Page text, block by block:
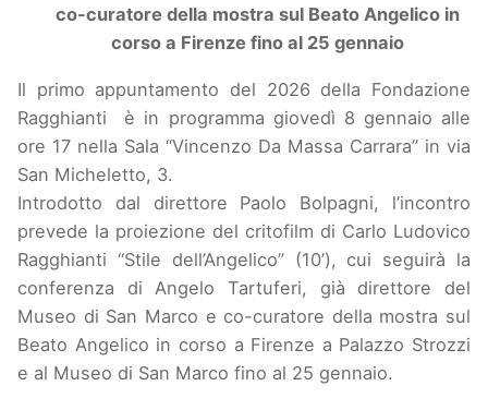
co-curatore della mostra sul Beato Angelico in
corso a Firenze fino al 25 gennaio
Il primo appuntamento del 2026 della Fondazione
Ragghianti è in programma giovedì 8 gennaio alle
ore 17 nella Sala “Vincenzo Da Massa Carrara” in via
San Micheletto, 3.
Introdotto dal direttore Paolo Bolpagni, l’incontro
prevede la proiezione del critofilm di Carlo Ludovico
Ragghianti “Stile dell’Angelico” (10’), cui seguirà la
conferenza di Angelo Tartuferi, già direttore del
Museo di San Marco e co-curatore della mostra sul
Beato Angelico in corso a Firenze a Palazzo Strozzi
e al Museo di San Marco fino al 25 gennaio.